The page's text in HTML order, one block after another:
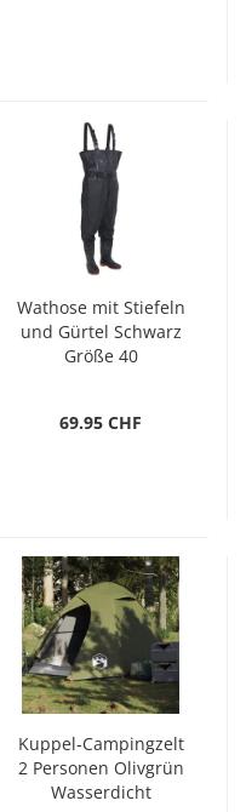
Wathose mit Stiefeln
und Gürtel Schwarz
Größe 40
69.95 CHF
Kuppel-Campingzelt
2 Personen Olivgrün
Wasserdicht